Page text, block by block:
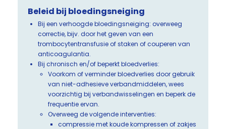
Beleid bij bloedingsneiging
Bij een verhoogde bloedingsneiging: overweeg
correctie, bijv. door het geven van een
trombocytentransfusie of staken of couperen van
anticoagulantia.
Bij chronisch en/of beperkt bloedverlies:
Voorkom of verminder bloedverlies door gebruik
van niet-adhesieve verbandmiddelen, wees
voorzichtig bij verbandwisselingen en beperk de
frequentie ervan.
Overweeg de volgende interventies:
compressie met koude kompressen of zakjes